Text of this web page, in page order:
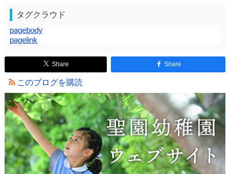
タグクラウド
pagebody
pagelink
Share Share
このブログを購読